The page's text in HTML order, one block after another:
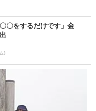
〇をするだけです」金
)